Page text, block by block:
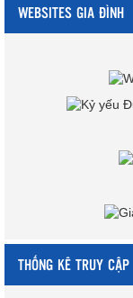
WEBSITES GIA ĐÌNH
THỐNG KÊ TRUY CẬP